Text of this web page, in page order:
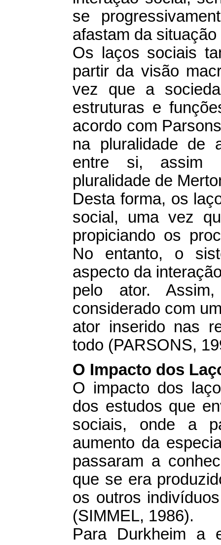
se
afastam da
Os laços sociais
partir da visão
vez que a
estruturas e
acordo com
na pluralidade de
entre si, assim
pluralidade de
Desta forma, os
social, uma vez
propiciando os
No entanto, o
aspecto da
pelo ator.
considerado com
ator inserido nas
todo (PARSONS,
O Impacto dos
O impacto dos
dos estudos que
sociais, onde a
aumento da
passaram a
que se era
os outros
(SIMMEL, 1986).
Para Durkheim a